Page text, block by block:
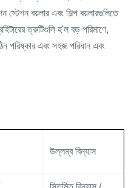
স্টেশন বয়লার এবং শিল্প বয়লারগুলিতে
ত্রুটিগুলি হ'ল বড় পরিমাণে,
পরিষ্কার এবং সহজ পরিধান এবং
উল্লম্ব বিন্যাস